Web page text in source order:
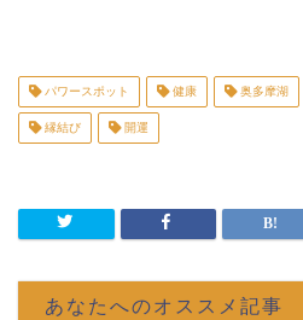
パワースポット 健康 奥多摩湖
縁結び 開運
あなたへのオススメ記事